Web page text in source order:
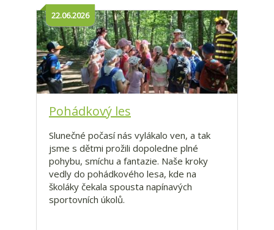
Pohádkový les
22.06.2026
Slunečné počasí nás vylákalo ven, a tak
jsme s dětmi prožili dopoledne plné
pohybu, smíchu a fantazie. Naše kroky
vedly do pohádkového lesa, kde na
školáky čekala spousta napínavých
sportovních úkolů.